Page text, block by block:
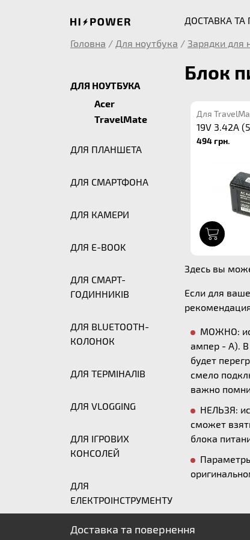
ДОСТАВКА ТА
Головна / Для ноутбука / Зарядки для
ДЛЯ НОУТБУКА
Acer
TravelMate
ДЛЯ ПЛАНШЕТА
ДЛЯ СМАРТФОНА
ДЛЯ КАМЕРИ
ДЛЯ E-BOOK
ДЛЯ СМАРТ-
ГОДИННИКІВ
ДЛЯ BLUETOOTH-
КОЛОНОК
ДЛЯ ТЕРМІНАЛІВ
ДЛЯ VLOGGING
ДЛЯ ІГРОВИХ
КОНСОЛЕЙ
ДЛЯ
ЕЛЕКТРОІНСТРУМЕНТУ
Блок
Для
19V 3.42A
494 грн.
Здесь вы
Если для
МОЖНО:
ампер - А). В
будет
смело
важно
НЕЛЬЗЯ:
сможет
блока
Доставка та повернення